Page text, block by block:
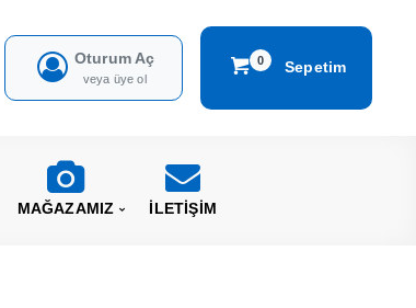
Oturum Aç
veya üye ol
0 Sepetim
MAĞAZAMIZ İLETİŞİM